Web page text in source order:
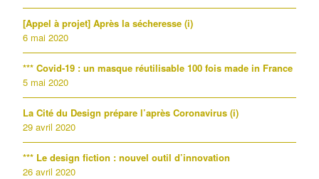
[Appel à projet] Après la sécheresse (i)
6 mai 2020
*** Covid-19 : un masque réutilisable 100 fois made in France
5 mai 2020
La Cité du Design prépare l’après Coronavirus (i)
29 avril 2020
*** Le design fiction : nouvel outil d’innovation
26 avril 2020